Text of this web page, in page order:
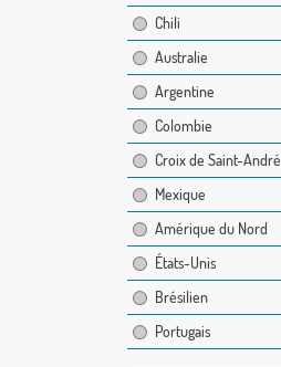
Chili
Australie
Argentine
Colombie
Croix de Saint-André
Mexique
Amérique du Nord
États-Unis
Brésilien
Portugais